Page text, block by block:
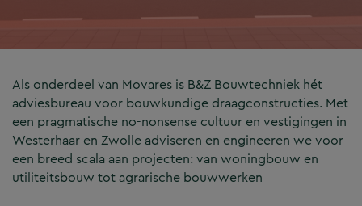
Als onderdeel van Movares is B&Z Bouwtechniek hét
adviesbureau voor bouwkundige draagconstructies. Met
een pragmatische no-nonsense cultuur en vestigingen in
Westerhaar en Zwolle adviseren en engineeren we voor
een breed scala aan projecten: van woningbouw en
utiliteitsbouw tot agrarische bouwwerken